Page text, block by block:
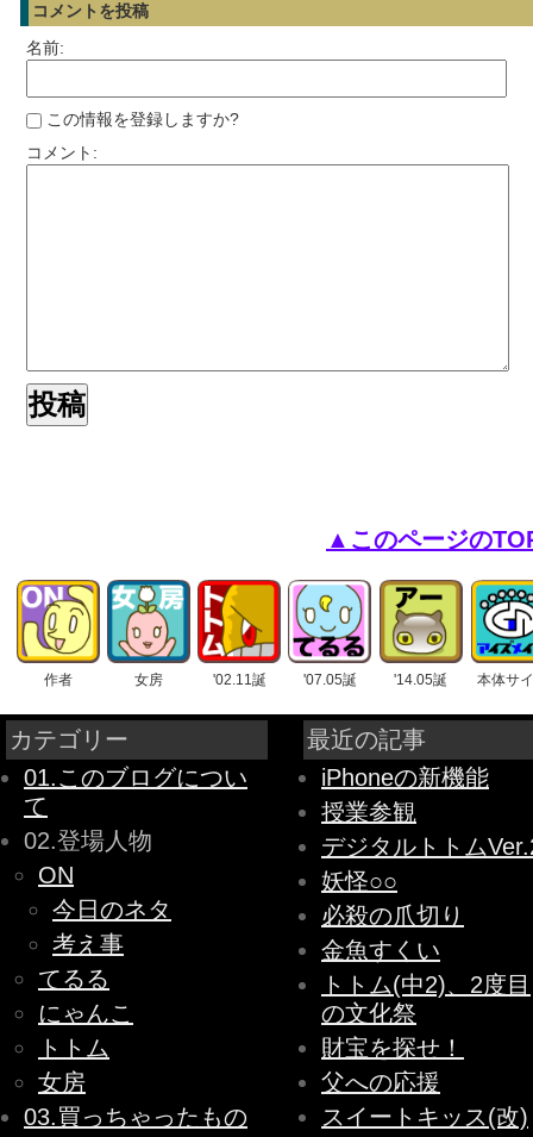
コメントを投稿
名前:
この情報を登録しますか?
コメント:
▲このページの
作者 女房 '02.11誕 '07.05誕 '14.05誕 本体サ
カテゴリー
01.このブログについ
て
02.登場人物
ON
今日のネタ
考え事
てるる
にゃんこ
トトム
女房
03.買っちゃったもの
最近の記事
iPhoneの新機能
授業参観
デジタルトトム
妖怪○○
必殺の爪切り
金魚すくい
トトム(中2)、2度目
の文化祭
財宝を探せ！
父への応援
スイートキッス(改)